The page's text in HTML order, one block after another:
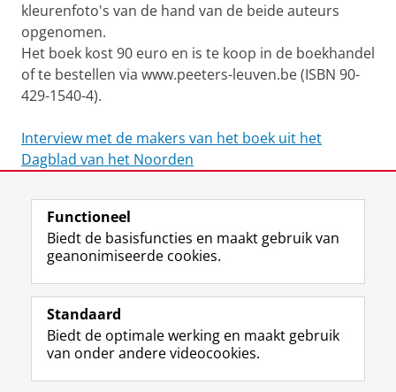
kleurenfoto's van de hand van de beide auteurs
opgenomen.
Het boek kost 90 euro en is te koop in de boekhandel
of te bestellen via www.peeters-leuven.be (ISBN 90-
429-1540-4).
Interview met de makers van het boek uit het
Dagblad van het Noorden
Laatst gewijzigd: 14 juni 2023 15:43
Volg de RUG
F
a
e
b
L
i
k
e
R
S
-
f
I
n
t
Y
o
T
Studiekiezers
Functioneel
Biedt de basisfuncties en maakt gebruik van
geanonimiseerde cookies.
Standaard
Biedt de optimale werking en maakt gebruik
van onder andere videocookies.